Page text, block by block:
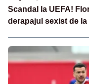
Scandal la UEFA!
derapajul sexist de